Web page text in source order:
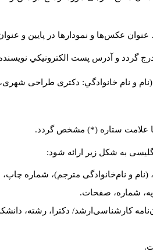
عکس‌ها و نمودارها در پایین و
گردد و آدرس پست الكترونيكي
و نام خانوادگي: دکتری طراحی شهری،
با علامت ستاره (*) مشخص گردد.
به شکل زیر ارائه شود:
و نام‌خانوادگی مترجم)، شماره چاپ،
شماره، صفحات.
کارشناسی‌ارشد/ دکترا، رشته،